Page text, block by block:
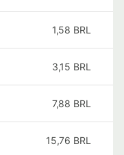
1,58 BRL
3,15 BRL
7,88 BRL
15,76 BRL